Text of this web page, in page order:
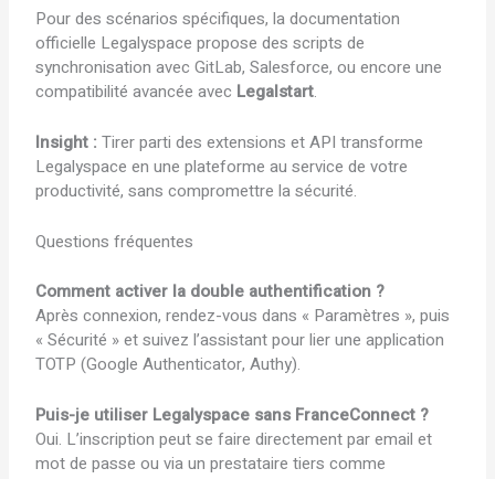
Pour des scénarios spécifiques, la documentation
officielle Legalyspace propose des scripts de
synchronisation avec GitLab, Salesforce, ou encore une
compatibilité avancée avec Legalstart.
Insight : Tirer parti des extensions et API transforme
Legalyspace en une plateforme au service de votre
productivité, sans compromettre la sécurité.
Questions fréquentes
Comment activer la double authentification ?
Après connexion, rendez-vous dans « Paramètres », puis
« Sécurité » et suivez l’assistant pour lier une application
TOTP (Google Authenticator, Authy).
Puis-je utiliser Legalyspace sans FranceConnect ?
Oui. L’inscription peut se faire directement par email et
mot de passe ou via un prestataire tiers comme